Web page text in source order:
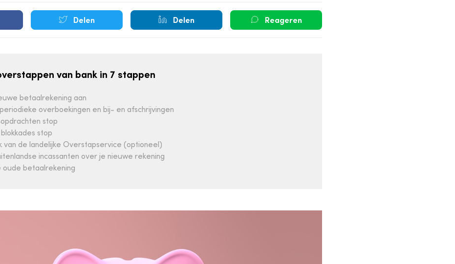
Delen Delen Reageren
van bank in 7 stappen
betaalrekening aan
overboekingen en bij- en afschrijvingen
stop
stop
van de landelijke Overstapservice (optioneel)
incassanten over je nieuwe rekening
oude betaalrekening